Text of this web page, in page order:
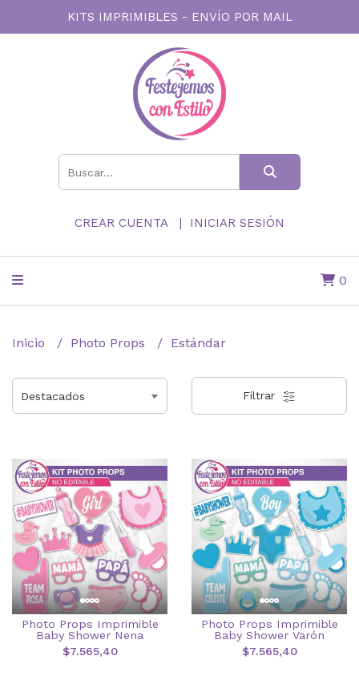
KITS IMPRIMIBLES - ENVÍO POR MAIL
CREAR CUENTA INICIAR SESIÓN
0
Inicio Photo Props Estándar
Filtrar
Photo Props Imprimible
Baby Shower Nena
$7.565,40
Photo Props Imprimible
Baby Shower Varón
$7.565,40